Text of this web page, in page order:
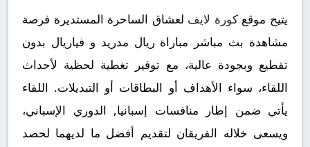
يتيح موقعكورة لايف لعشاق الساحرة المستديرة فرصة
مشاهدة بث مباشر مباراة ريال مدريد و فياريال بدون
تقطيع وبجودة عالية، مع توفير تغطية لحظية لأحداث
اللقاء، سواء الأهداف أو البطاقات أو التبديلات. اللقاء
يأتي ضمن إطار منافسات إسبانيا, الدوري الإسباني،
ويسعى خلاله الفريقان لتقديم أفضل ما لديهما لحصد